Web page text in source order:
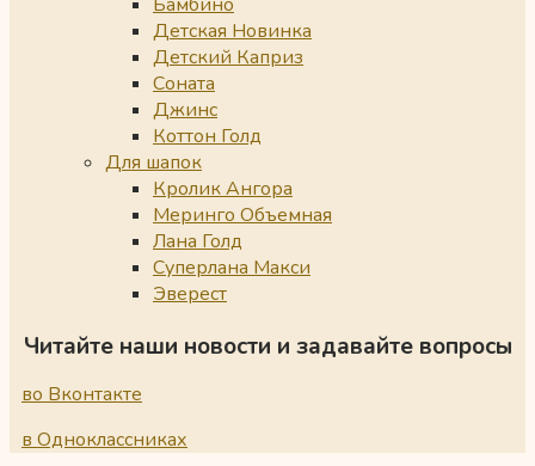
Детская Новинка
Детский Каприз
Соната
Джинс
Коттон Голд
Для шапок
Кролик Ангора
Меринго Объемная
Лана Голд
Суперлана Макси
Эверест
Читайте наши новости и задавайте вопросы
во Вконтакте
в Одноклассниках